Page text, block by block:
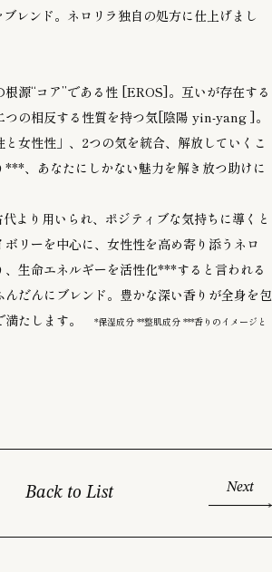
レンド。ネロリラ独自の処方に仕上げまし
源“コア”である性 [EROS]。互いが存在する
つの相反する性質を持つ気[陰陽 yin-yang ]。
女性性」、2つの気を統合、解放していくこ
***、あなたにしかない魅力を解き放つ助けに
代より用いられ、ポジティブな気持ちに導くと
リーを中心に、女性性を高め寄り添うネロ
、生命エネルギーを活性化***すると言われる
だんにブレンド。豊かな深い香りが全身を包
満たします。
*保湿成分 **整肌成分 ***香りのイメージと
Back to List Next